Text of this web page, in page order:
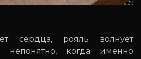
сердца, рояль волнует
непонятно, когда именно